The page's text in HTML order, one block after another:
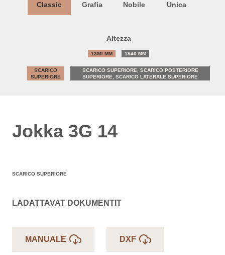
Classic Grafia Nobile Unica
Altezza
1390 MM 1840 MM
SCARICO
SUPERIORE
SCARICO SUPERIORE, SCARICO POSTERIORE
SUPERIORE, SCARICO LATERALE SUPERIORE
Jokka 3G 14
SCARICO SUPERIORE
LADATTAVAT DOKUMENTIT
MANUALE DXF